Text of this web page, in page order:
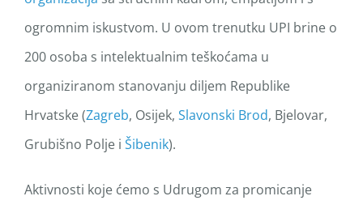
ogromnim iskustvom. U ovom trenutku UPI brine o
200 osoba s intelektualnim teškoćama u
organiziranom stanovanju diljem Republike
Hrvatske (Zagreb, Osijek, Slavonski Brod, Bjelovar,
Grubišno Polje i Šibenik).
Aktivnosti koje ćemo s Udrugom za promicanje